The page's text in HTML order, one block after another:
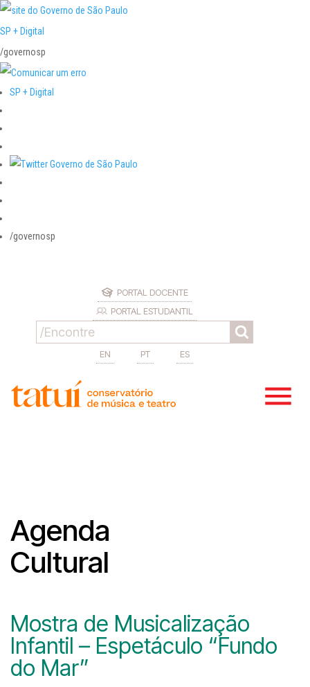
SP + Digital
/governosp
SP + Digital
/governosp
PORTAL DOCENTE
PORTAL ESTUDANTIL
EN PT ES
Agenda
Cultural
Mostra de Musicalização
Infantil – Espetáculo “Fundo
do Mar”